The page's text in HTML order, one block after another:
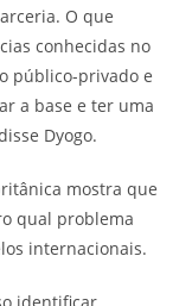
O que
conhecidas no
público-privado e
a base e ter uma
Dyogo.
mostra que
qual problema
internacionais.